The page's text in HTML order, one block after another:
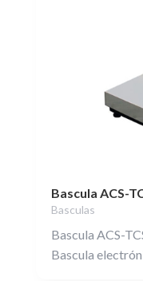
Bascula ACS-
Basculas
Bascula ACS-
Bascula